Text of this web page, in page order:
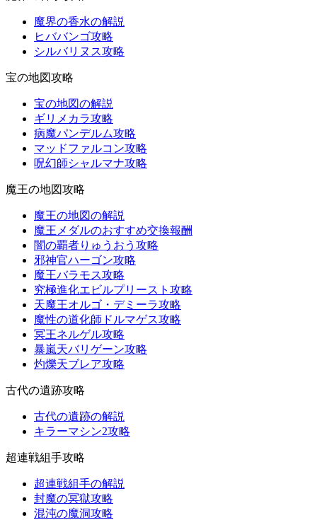
魔界の香水の解説
ヒババンゴ攻略
シルバリヌス攻略
宝の地図攻略
宝の地図の解説
ギリメカラ攻略
病魔パンデルム攻略
マッドファルコン攻略
呪幻師シャルマナ攻略
魔王の地図攻略
魔王の地図の解説
魔王メダルのおすすめ交換報酬
闇の覇者りゅうおう攻略
邪神官ハーゴン攻略
魔王バラモス攻略
究極進化エビルプリースト攻略
天魔王オルゴ・デミーラ攻略
魔性の道化師ドルマゲス攻略
冥王ネルゲル攻略
暴嵐天バリゲーン攻略
灼爍天ブレア攻略
古代の遺跡攻略
古代の遺跡の解説
キラーマシン2攻略
超連戦組手攻略
超連戦組手の解説
封魔の冥獄攻略
混沌の魔洞攻略